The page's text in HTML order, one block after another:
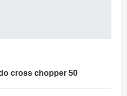
cross chopper 50